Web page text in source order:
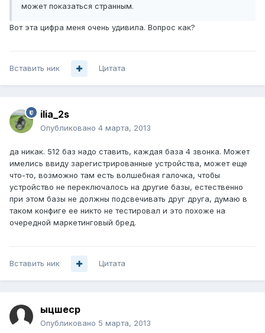
может показаться странным.
Вот эта цифра меня очень удивила. Вопрос как?
Вставить ник Цитата
ilia_2s
Опубликовано 4 марта, 2013
да никак. 512 баз надо ставить, каждая база 4 звонка. Может
имелись ввиду зарегистрированные устройства, может еще
что-то, возможно там есть волшебная галочка, чтобы
устройство не переключалось на другие базы, естественно
при этом базы не должны подсвечивать друг друга, думаю в
таком конфиге ее никто не тестировал и это похоже на
очередной маркетинговый бред.
Вставить ник Цитата
ыцшеср
Опубликовано 5 марта, 2013